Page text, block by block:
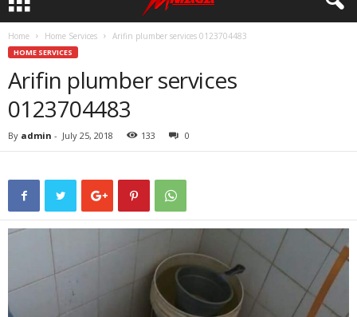
Home Home Services Arifin plumber services 0123704483
HOME SERVICES
Arifin plumber services
0123704483
By admin - July 25, 2018 133 0